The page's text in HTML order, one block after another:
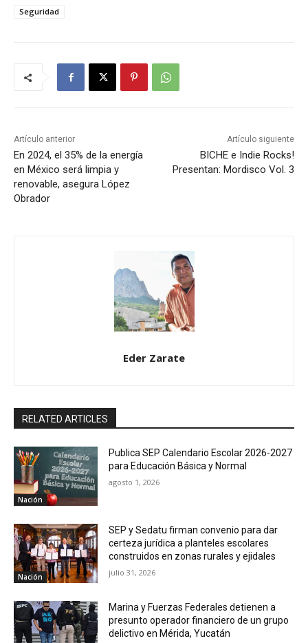
Seguridad
Artículo anterior
En 2024, el 35% de la energía
en México será limpia y
renovable, asegura López
Obrador
Artículo siguiente
BICHE e Indie Rocks!
Presentan: Mordisco Vol. 3
Eder Zarate
RELATED ARTICLES
Nación
Publica SEP Calendario Escolar 2026-2027
para Educación Básica y Normal
agosto 1, 2026
Nación
SEP y Sedatu firman convenio para dar
certeza jurídica a planteles escolares
construidos en zonas rurales y ejidales
julio 31, 2026
Marina y Fuerzas Federales detienen a
presunto operador financiero de un grupo
delictivo en Mérida, Yucatán